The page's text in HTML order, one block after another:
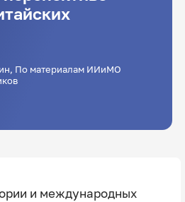
, По материалам ИИиМО
и международных